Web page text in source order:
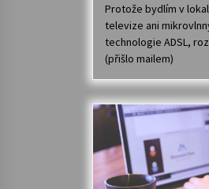
Protože bydlím v
televize ani
technologie ADSL,
(přišlo mailem)